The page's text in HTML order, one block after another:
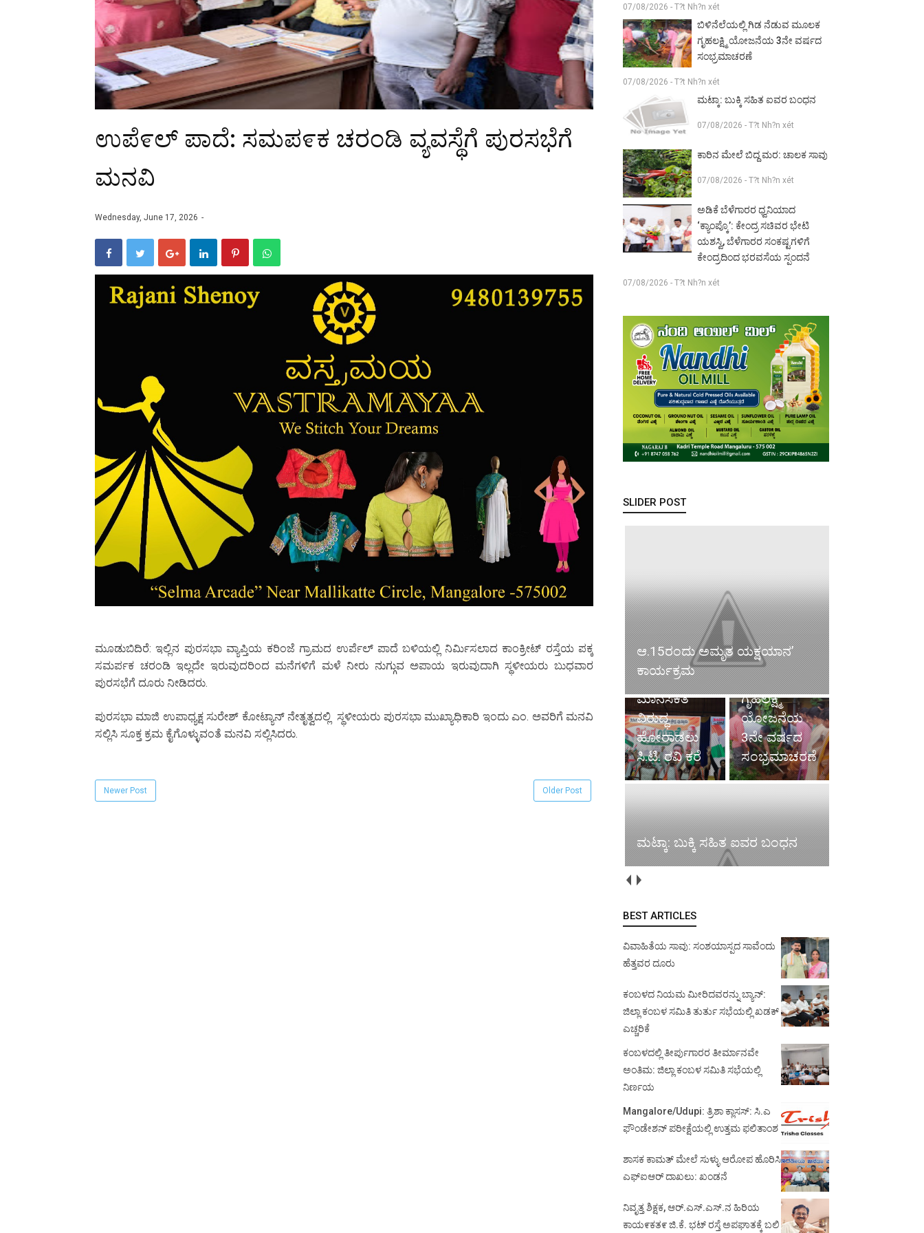
ಉಪೆ೯ಲ್ ಪಾದೆ: ಸಮಪ೯ಕ ಚರಂಡಿ ವ್ಯವಸ್ಥೆಗೆ ಪುರಸಭೆಗೆ
ಮನವಿ
Wednesday, June 17, 2026
ಮೂಡುಬಿದಿರೆ: ಇಲ್ಲಿನ ಪುರಸಭಾ ವ್ಯಾಪ್ತಿಯ ಕರಿಂಜೆ ಗ್ರಾಮದ ಉರ್ಪೆಲ್ ಪಾದೆ ಬಳಿಯಲ್ಲಿ ನಿರ್ಮಿಸಲಾದ ಕಾಂಕ್ರೀಟ್ ರಸ್ತೆಯ ಪಕ್ಕ
ಸಮರ್ಪಕ ಚರಂಡಿ ಇಲ್ಲದೇ ಇರುವುದರಿಂದ ಮನೆಗಳಿಗೆ ಮಳೆ ನೀರು ನುಗ್ಗುವ ಅಪಾಯ ಇರುವುದಾಗಿ ಸ್ಥಳೀಯರು ಬುಧವಾರ
ಪುರಸಭೆಗೆ ದೂರು ನೀಡಿದರು.
ಪುರಸಭಾ ಮಾಜಿ ಉಪಾಧ್ಯಕ್ಷ ಸುರೇಶ್ ಕೋಟ್ಯಾನ್ ನೇತೃತ್ವದಲ್ಲಿ ಸ್ಥಳೀಯರು ಪುರಸಭಾ ಮುಖ್ಯಾಧಿಕಾರಿ ಇಂದು ಎಂ. ಅವರಿಗೆ ಮನವಿ
ಸಲ್ಲಿಸಿ ಸೂಕ್ತ ಕ್ರಮ ಕೈಗೊಳ್ಳುವಂತೆ ಮನವಿ ಸಲ್ಲಿಸಿದರು.
Newer Post Older Post
07/08/2026 - T?t Nh?n xét
ಬಿಳಿನೆಲೆಯಲ್ಲಿ ಗಿಡ ನೆಡುವ ಮೂಲಕ
ಗೃಹಲಕ್ಷ್ಮಿ ಯೋಜನೆಯ 3ನೇ ವರ್ಷದ
ಸಂಭ್ರಮಾಚರಣೆ
07/08/2026 - T?t Nh?n xét
ಮಟ್ಕಾ: ಬುಕ್ಕಿ ಸಹಿತ ಐವರ ಬಂಧನ
07/08/2026 - T?t Nh?n xét
ಕಾರಿನ ಮೇಲೆ ಬಿದ್ದ ಮರ: ಚಾಲಕ ಸಾವು
07/08/2026 - T?t Nh?n xét
ಅಡಿಕೆ ಬೆಳೆಗಾರರ ಧ್ವನಿಯಾದ
‘ಕ್ಯಾಂಪ್ಕೊ’: ಕೇಂದ್ರ ಸಚಿವರ ಭೇಟಿ
ಯಶಸ್ವಿ, ಬೆಳೆಗಾರರ ಸಂಕಷ್ಟಗಳಿಗೆ
ಕೇಂದ್ರದಿಂದ ಭರವಸೆಯ ಸ್ಪಂದನೆ
07/08/2026 - T?t Nh?n xét
SLIDER POST
ವೈವಿಧ್ಯತೆಗೆ ಒಡಕು
ಉಂಟು
ಮಾಡುವ
ಮಾನಸಿಕತೆ
ವಿರುದ್ಧ
ಹೋರಾಡಲು
ಸಿ.ಟಿ. ರವಿ ಕರೆ
ಬಿಳಿನೆಲೆಯಲ್ಲಿ
ಗಿಡ ನೆಡುವ
ಮೂಲಕ
ಗೃಹಲಕ್ಷ್ಮಿ
ಯೋಜನೆಯ
3ನೇ ವರ್ಷದ
ಸಂಭ್ರಮಾಚರಣೆ
ಮಟ್ಕಾ: ಬುಕ್ಕಿ ಸಹಿತ ಐವರ ಬಂಧನ
ಕಾರಿನ ಮೇಲೆ ಬಿದ್ದ ಮರ: ಚಾಲಕ
ಸಾವು
BEST ARTICLES
ವಿವಾಹಿತೆಯ ಸಾವು: ಸಂಶಯಾಸ್ಪದ ಸಾವೆಂದು
ಹೆತ್ತವರ ದೂರು
ಕಂಬಳದ ನಿಯಮ ಮೀರಿದವರನ್ನು ಬ್ಯಾನ್:
ಜಿಲ್ಲಾ ಕಂಬಳ ಸಮಿತಿ ತುರ್ತು ಸಭೆಯಲ್ಲಿ ಖಡಕ್
ಎಚ್ಚರಿಕೆ
ಕಂಬಳದಲ್ಲಿ ತೀರ್ಪುಗಾರರ ತೀರ್ಮಾನವೇ
ಅಂತಿಮ: ಜಿಲ್ಲಾ ಕಂಬಳ ಸಮಿತಿ ಸಭೆಯಲ್ಲಿ
ನಿರ್ಣಯ
Mangalore/Udupi: ತ್ರಿಶಾ ಕ್ಲಾಸಸ್: ಸಿ.ಎ
ಫೌಂಡೇಶನ್ ಪರೀಕ್ಷೆಯಲ್ಲಿ ಉತ್ತಮ ಫಲಿತಾಂಶ
ಶಾಸಕ ಕಾಮತ್ ಮೇಲೆ ಸುಳ್ಳು ಆರೋಪ ಹೊರಿಸಿ
ಎಫ್‌ಐಆರ್ ದಾಖಲು: ಖಂಡನೆ
ನಿವೃತ್ತ ಶಿಕ್ಷಕ, ಆರ್.ಎಸ್.ಎಸ್.ನ ಹಿರಿಯ
ಕಾಯ೯ಕತ೯ ಜಿ.ಕೆ. ಭಟ್ ರಸ್ತೆ ಅಪಘಾತಕ್ಕೆ ಬಲಿ